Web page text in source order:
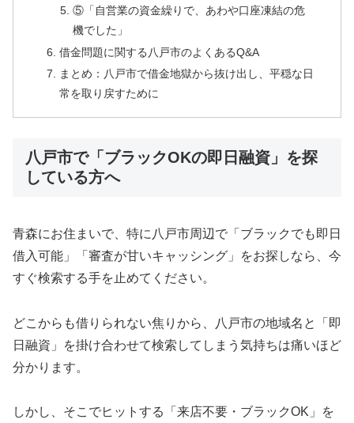
⑤「自営業の資金繰りで、あわや口座凍結の危
機でした」
借金問題に関する八戸市のよくあるQ&A
まとめ：八戸市で借金地獄から抜け出し、平穏な日
常を取り戻すために
八戸市で「ブラックOKの即日融資」を探
している方へ
青森にお住まいで、特に八戸市周辺で「ブラックでも即日
借入可能」「審査が甘いキャッシング」をお探しなら、今
すぐ検索する手を止めてください。
どこからも借りられない焦りから、八戸市の地域名と「即
日融資」を掛け合わせて検索してしまう気持ちは痛いほど
分かります。
しかし、そこでヒットする「来店不要・ブラックOK」を